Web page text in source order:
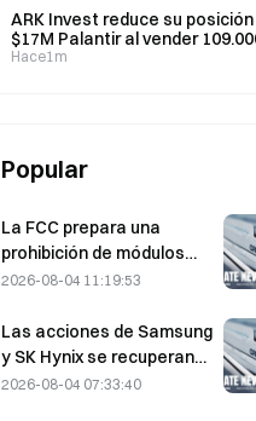
ARK Invest reduce su
$17M Palantir al vender
acciones los días 4 y 5 de
Hace1m
Popular
La FCC prepara una
prohibición de módulos
ópticos chinos para
se enfrenta a un impacto
del 27% en su cuota de
mercado
2026-08-04 11:19:53
Las acciones de Samsung
y SK Hynix se recuperan
de pérdidas del 5 % por las
2026-08-04 07:33:40